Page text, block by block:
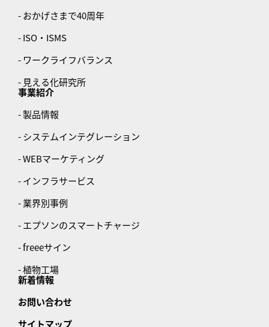
- おかげさまで40周年
- ISO・ISMS
- ワークライフバランス
- 見える化研究所
事業紹介
- 製品情報
- システムインテグレーション
- WEBマーケティング
- インフラサービス
- 業界別事例
- エプソンのスマートチャージ
- freeeサイン
- 植物工場
新着情報
お問い合わせ
サイトマップ